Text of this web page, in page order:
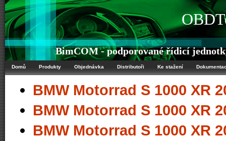
BimCOM - podporované řídicí
Domů Produkty Objednávka Distributoři Ke stažení
BMW Motorrad S 1000 XR
BMW Motorrad S 1000 XR
BMW Motorrad S 1000 XR